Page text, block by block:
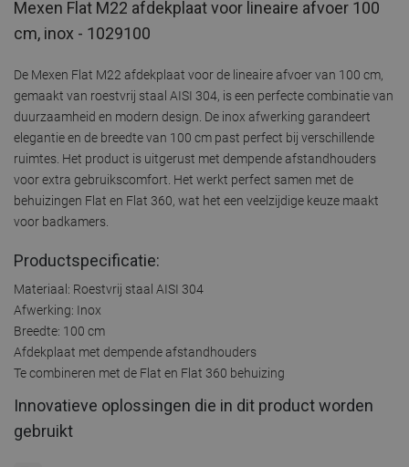
Mexen Flat M22 afdekplaat voor lineaire afvoer 100
cm, inox - 1029100
De Mexen Flat M22 afdekplaat voor de lineaire afvoer van 100 cm,
gemaakt van roestvrij staal AISI 304, is een perfecte combinatie van
duurzaamheid en modern design. De inox afwerking garandeert
elegantie en de breedte van 100 cm past perfect bij verschillende
ruimtes. Het product is uitgerust met dempende afstandhouders
voor extra gebruikscomfort. Het werkt perfect samen met de
behuizingen Flat en Flat 360, wat het een veelzijdige keuze maakt
voor badkamers.
Productspecificatie:
Materiaal: Roestvrij staal AISI 304
Afwerking: Inox
Breedte: 100 cm
Afdekplaat met dempende afstandhouders
Te combineren met de Flat en Flat 360 behuizing
Innovatieve oplossingen die in dit product worden
gebruikt